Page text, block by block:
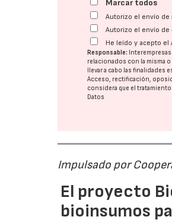
Marcar todos
Autorizo el envío
Autorizo el envío
He leído y acepto el
Responsable:
relacionados con la misma
llevar a cabo las finalidades
Acceso, rectificación,
considera que el
Datos
Impulsado por
El proyecto
bioinsumos